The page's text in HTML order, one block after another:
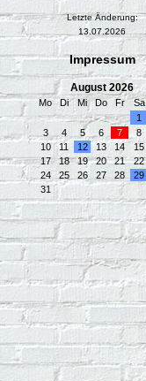
Letzte Änderung:
13.07.2026
Impressum
August 2026
Mo Di Mi Do Fr Sa
1
3
4 5 6 7 8
10
11 12 13 14 15
17
18 19 20 21 22
24
25 26 27 28 29
31